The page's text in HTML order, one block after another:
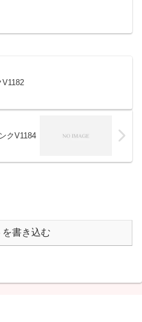
V1182
クV1184
を書き込む